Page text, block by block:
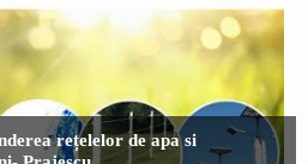
rețelelor de apa si